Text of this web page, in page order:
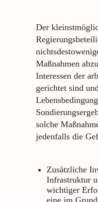
Der
Maßnahmen
Interessen der
gerichtet sind
solche
jedenfalls die
Zusätzliche
Infrastruktur
wichtiger
eine im